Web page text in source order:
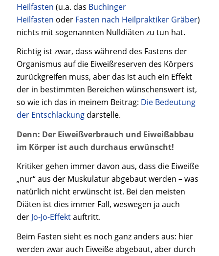
Heilfasten (u.a. das Buchinger
Heilfasten oder Fasten nach Heilpraktiker Gräber)
nichts mit sogenannten Nulldiäten zu tun hat.
Richtig ist zwar, dass während des Fastens der
Organismus auf die Eiweißreserven des Körpers
zurückgreifen muss, aber das ist auch ein Effekt
der in bestimmten Bereichen wünschenswert ist,
so wie ich das in meinem Beitrag: Die Bedeutung
der Entschlackungdarstelle.
Denn: Der Eiweißverbrauch und Eiweißabbau
im Körper ist auch durchaus erwünscht!
Kritiker gehen immer davon aus, dass die Eiweiße
„nur“ aus der Muskulatur abgebaut werden – was
natürlich nicht erwünscht ist. Bei den meisten
Diäten ist dies immer Fall, weswegen ja auch
der Jo-Jo-Effektauftritt.
Beim Fasten sieht es noch ganz anders aus: hier
werden zwar auch Eiweiße abgebaut, aber durch